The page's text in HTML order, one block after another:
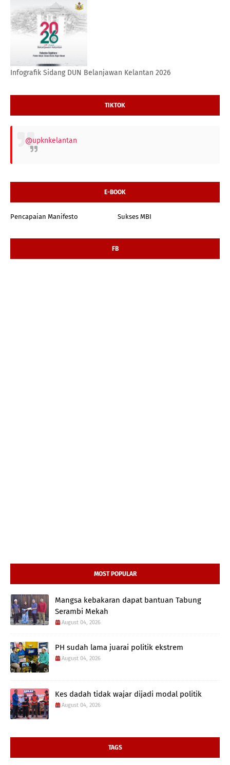
Infografik Sidang DUN Belanjawan Kelantan 2026
TIKTOK
@upknkelantan
E-BOOK
Pencapaian Manifesto Sukses MBI
FB
MOST POPULAR
Mangsa kebakaran dapat bantuan Tabung
Serambi Mekah
August 04, 2026
PH sudah lama juarai politik ekstrem
August 04, 2026
Kes dadah tidak wajar dijadi modal politik
August 04, 2026
TAGS